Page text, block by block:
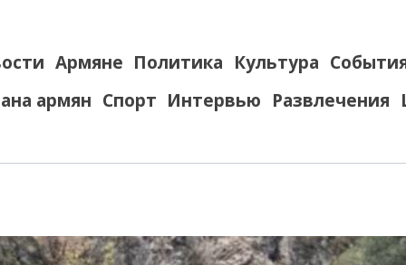
Армяне Политика Культура
армян Спорт Интервью Развлечения